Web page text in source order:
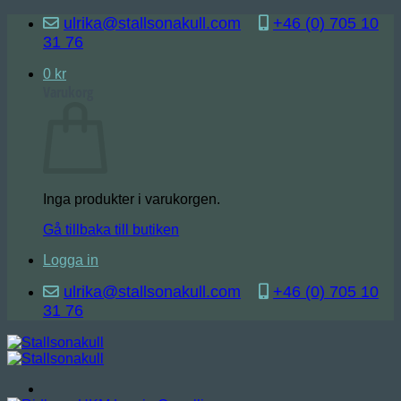
Skip
content
ulrika@stallsonakull.com
+46 (0) 705 10
31 76
0 kr
Inga produkter i varukorgen.
Gå tillbaka till butiken
Logga in
ulrika@stallsonakull.com
+46 (0) 705 10
31 76